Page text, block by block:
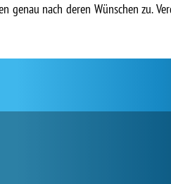
nach deren Wünschen zu.